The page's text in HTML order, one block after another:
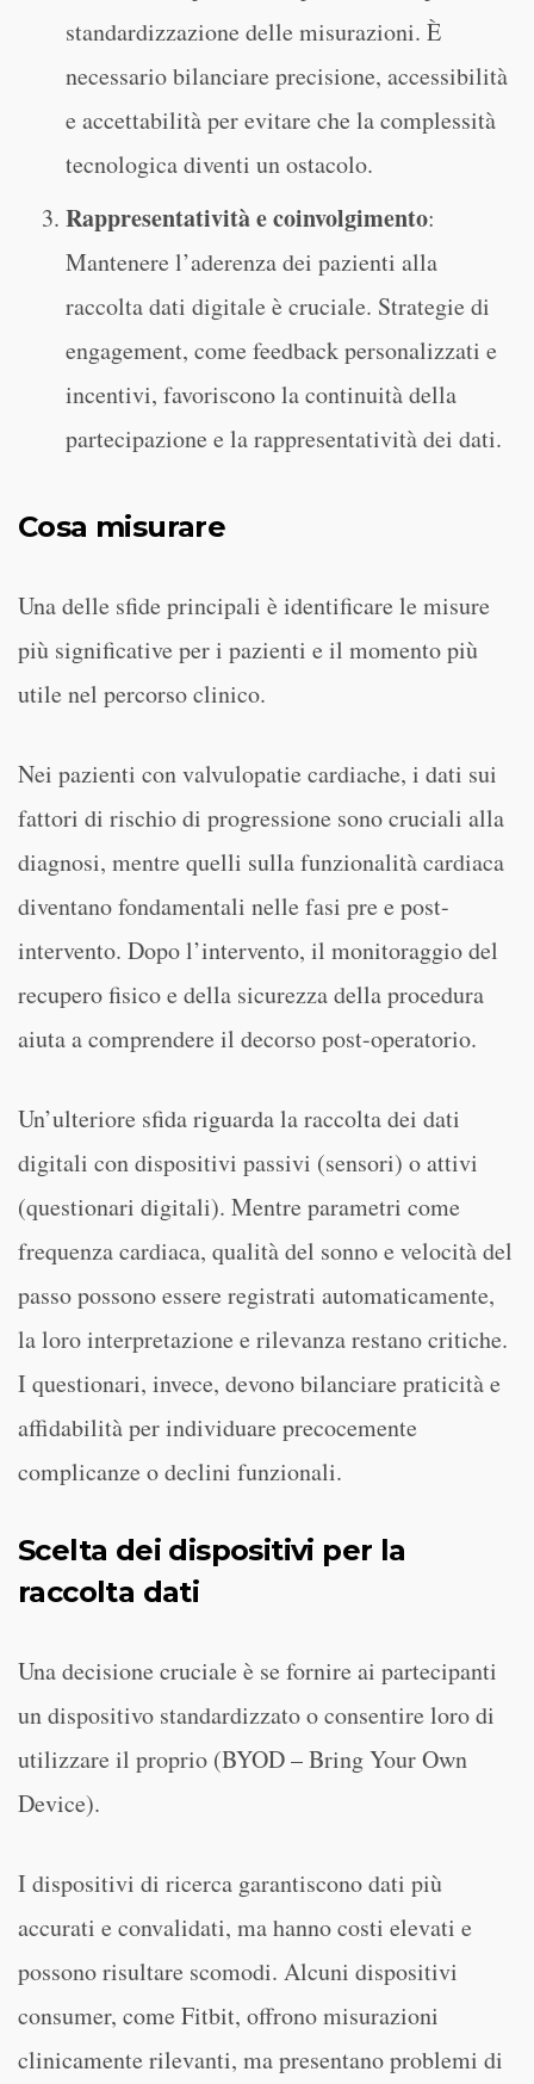
standardizzazione delle misurazioni. È
necessario bilanciare precisione, accessibilità
e accettabilità per evitare che la complessità
tecnologica diventi un ostacolo.
Rappresentatività e coinvolgimento:
Mantenere l’aderenza dei pazienti alla
raccolta dati digitale è cruciale. Strategie di
engagement, come feedback personalizzati e
incentivi, favoriscono la continuità della
partecipazione e la rappresentatività dei dati.
Cosa misurare
Una delle sfide principali è identificare le misure
più significative per i pazienti e il momento più
utile nel percorso clinico.
Nei pazienti con valvulopatie cardiache, i dati sui
fattori di rischio di progressione sono cruciali alla
diagnosi, mentre quelli sulla funzionalità cardiaca
diventano fondamentali nelle fasi pre e post-
intervento. Dopo l’intervento, il monitoraggio del
recupero fisico e della sicurezza della procedura
aiuta a comprendere il decorso post-operatorio.
Un’ulteriore sfida riguarda la raccolta dei dati
digitali con dispositivi passivi (sensori) o attivi
(questionari digitali). Mentre parametri come
frequenza cardiaca, qualità del sonno e velocità del
passo possono essere registrati automaticamente,
la loro interpretazione e rilevanza restano critiche.
I questionari, invece, devono bilanciare praticità e
affidabilità per individuare precocemente
complicanze o declini funzionali.
Scelta dei dispositivi per la
raccolta dati
Una decisione cruciale è se fornire ai partecipanti
un dispositivo standardizzato o consentire loro di
utilizzare il proprio (BYOD – Bring Your Own
Device).
I dispositivi di ricerca garantiscono dati più
accurati e convalidati, ma hanno costi elevati e
possono risultare scomodi. Alcuni dispositivi
consumer, come Fitbit, offrono misurazioni
clinicamente rilevanti, ma presentano problemi di